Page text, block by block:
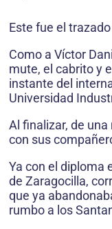
Este fue el
Como a Víctor
mute, el cabrito y
instante del
Universidad
Al finalizar, de
con sus
Ya con el diploma
de Zaragocilla,
que ya
rumbo a los